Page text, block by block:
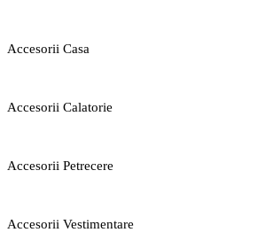
Accesorii Casa
Accesorii Calatorie
Accesorii Petrecere
Accesorii Vestimentare